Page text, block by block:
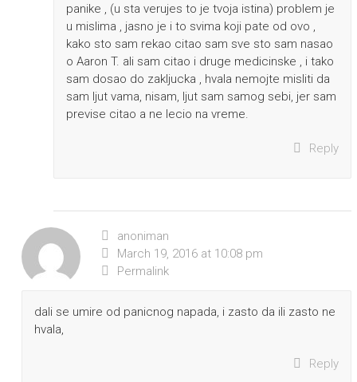
panike , (u sta verujes to je tvoja istina) problem je
u mislima , jasno je i to svima koji pate od ovo ,
kako sto sam rekao citao sam sve sto sam nasao
o Aaron T. ali sam citao i druge medicinske , i tako
sam dosao do zakljucka , hvala nemojte misliti da
sam ljut vama, nisam, ljut sam samog sebi, jer sam
previse citao a ne lecio na vreme.
Reply
anoniman
March 19, 2016 at 10:08 pm
Permalink
dali se umire od panicnog napada, i zasto da ili zasto ne
hvala,
Reply